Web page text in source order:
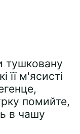
тушковану
її м'ясисті
помийте,
в чашу